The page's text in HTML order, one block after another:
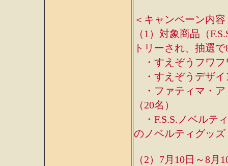
＜キャンペーン内容
（1）対象商品（
トリーされ、抽選
・すえぞうフワフ
・すえぞうデザイ
・ファティマ・ア
（20名）
・F.S.S.ノベルテ
のノベルティグッズ
（2）7月10日～8